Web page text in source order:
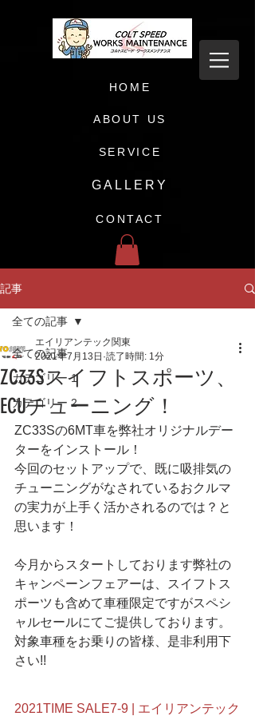
HOME
ABOUT US
SERVICE
GALLERY
CONTACT
記事
全ての記事
カテゴリー 1
カテゴリー 2
全ての記事
ZC33Sスイフトスポーツ、
ECUチューニング！
エイリアンテック関東
2021年7月13日 読了時間: 1分
ZC33Sの6MT車を弊社オリジナルデー
ターをインストール！
今回のセットアップで、既に吸排気の
チューニングがなされているおクルマ
の実力が上手く活かされるのでは？と
思います！
今月からスタートしております弊社の
キャンペーンフェアーは、スイフトス
ポーツも含めて車種限定ですがスペシ
ャルセールにてご提供しております。
対象車種をお乗りの皆様、是非利用下
さい!!
2021TIME SALE7-9 | エイリアンテック